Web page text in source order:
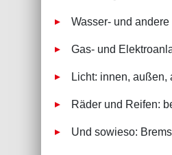
Wasser- und
Gas- und
Licht: innen, außen,
Räder und Reifen:
Und sowieso: